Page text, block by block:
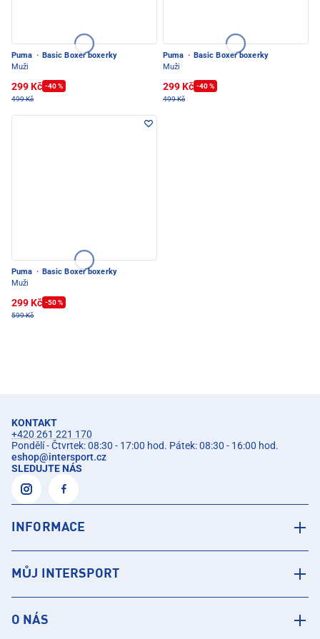
Puma · Basic Boxer boxerky
Muži
299 Kč -40 %
499 Kč
Puma · Basic Boxer boxerky
Muži
299 Kč -40 %
499 Kč
Puma · Basic Boxer boxerky
Muži
299 Kč -50 %
599 Kč
KONTAKT
+420 261 221 170
Pondělí - Čtvrtek: 08:30 - 17:00 hod. Pátek: 08:30 - 16:00 hod.
eshop@intersport.cz
SLEDUJTE NÁS
INFORMACE
MŮJ INTERSPORT
O NÁS